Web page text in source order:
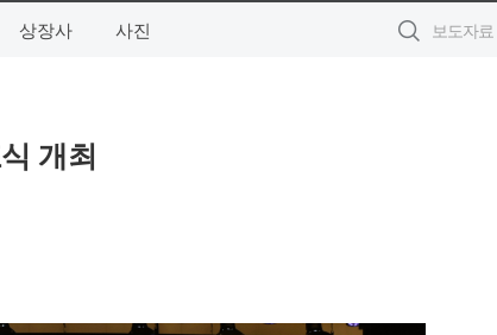
상장사 사진
개최